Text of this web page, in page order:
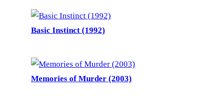
Basic Instinct (1992)
Memories of Murder (2003)